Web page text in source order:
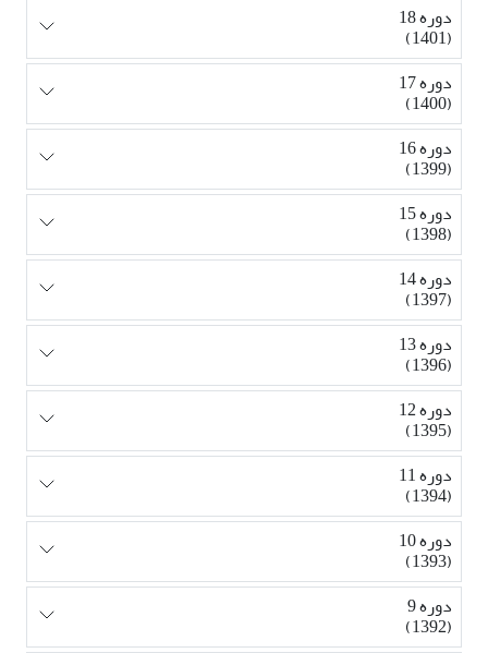
دوره 18
(1401)
دوره 17
(1400)
دوره 16
(1399)
دوره 15
(1398)
دوره 14
(1397)
دوره 13
(1396)
دوره 12
(1395)
دوره 11
(1394)
دوره 10
(1393)
دوره 9
(1392)